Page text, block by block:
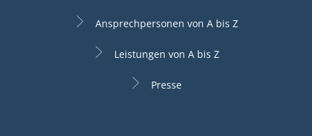
Ansprechpersonen von A bis Z
Leistungen von A bis Z
Presse